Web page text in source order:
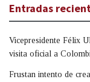
Entradas
Vicepresidente Félix
visita oficial a
Frustan intento de